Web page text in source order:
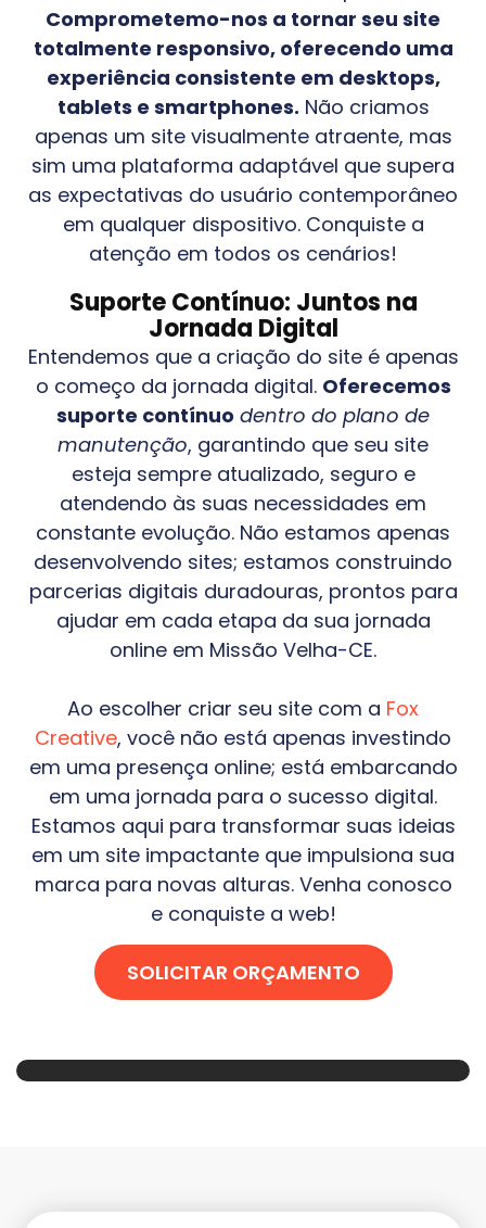
Comprometemo-nos a tornar seu site
totalmente responsivo, oferecendo uma
experiência consistente em desktops,
tablets e smartphones. Não criamos
apenas um site visualmente atraente, mas
sim uma plataforma adaptável que supera
as expectativas do usuário contemporâneo
em qualquer dispositivo. Conquiste a
atenção em todos os cenários!
Suporte Contínuo: Juntos na
Jornada Digital
Entendemos que a criação do site é apenas
o começo da jornada digital. Oferecemos
suporte contínuo dentro do plano de
manutenção, garantindo que seu site
esteja sempre atualizado, seguro e
atendendo às suas necessidades em
constante evolução. Não estamos apenas
desenvolvendo sites; estamos construindo
parcerias digitais duradouras, prontos para
ajudar em cada etapa da sua jornada
online em Missão Velha-CE.
Ao escolher criar seu site com a Fox
Creative, você não está apenas investindo
em uma presença online; está embarcando
em uma jornada para o sucesso digital.
Estamos aqui para transformar suas ideias
em um site impactante que impulsiona sua
marca para novas alturas. Venha conosco
e conquiste a web!
SOLICITAR ORÇAMENTO